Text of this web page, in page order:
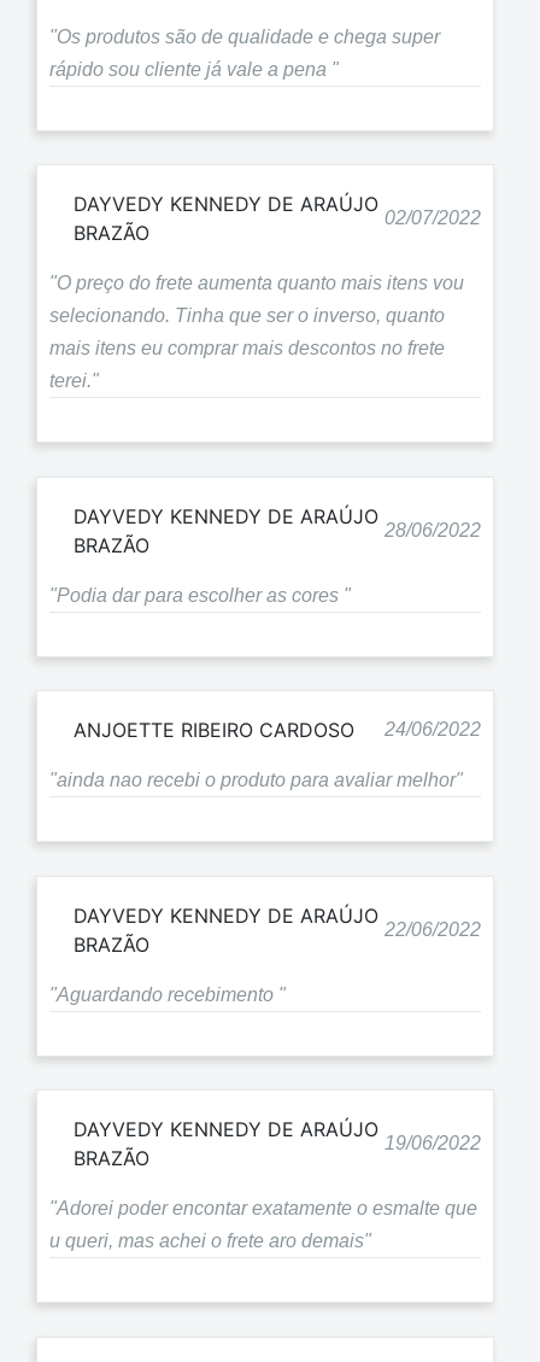
"Os produtos são de qualidade e chega super
rápido sou cliente já vale a pena "
DAYVEDY KENNEDY DE ARAÚJO
BRAZÃO
02/07/2022
"O preço do frete aumenta quanto mais itens vou
selecionando. Tinha que ser o inverso, quanto
mais itens eu comprar mais descontos no frete
terei."
DAYVEDY KENNEDY DE ARAÚJO
BRAZÃO
28/06/2022
"Podia dar para escolher as cores "
ANJOETTE RIBEIRO CARDOSO 24/06/2022
"ainda nao recebi o produto para avaliar melhor"
DAYVEDY KENNEDY DE ARAÚJO
BRAZÃO
22/06/2022
"Aguardando recebimento "
DAYVEDY KENNEDY DE ARAÚJO
BRAZÃO
19/06/2022
"Adorei poder encontar exatamente o esmalte que
u queri, mas achei o frete aro demais"